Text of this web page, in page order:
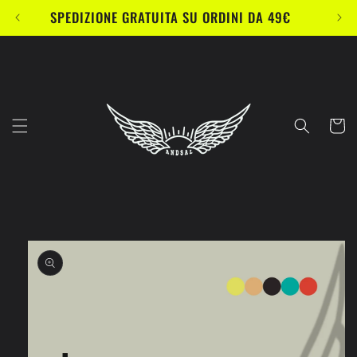
direttamenteSPEDIZIONE GRATUITA SU ORDINI DA 49€
Carrello
Passa alle
informazioni
sul prodotto